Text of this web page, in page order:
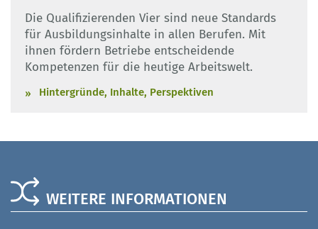
Die Qualifizierenden Vier sind neue Standards
für Ausbildungsinhalte in allen Berufen. Mit
ihnen fördern Betriebe entscheidende
Kompetenzen für die heutige Arbeitswelt.
Hintergründe, Inhalte, Perspektiven
WEITERE INFORMATIONEN